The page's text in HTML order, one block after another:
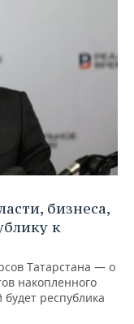
бизнеса,
к
Татарстана — о
накопленного
республика